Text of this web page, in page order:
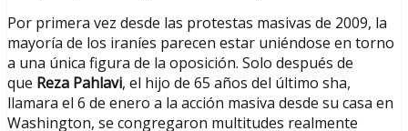
Por primera vez desde las protestas masivas de 2009, la
mayoría de los iraníes parecen estar uniéndose en torno
a una única figura de la oposición. Solo después de
que Reza Pahlavi, el hijo de 65 años del último sha,
llamara el 6 de enero a la acción masiva desde su casa en
Washington, se congregaron multitudes realmente